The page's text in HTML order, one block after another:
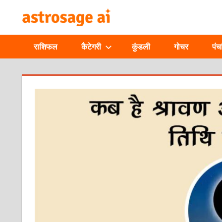
content
JOURNAL
–
ASTROSAGE
MAGAZINE
राशिफल कैटेगरी कुंडली गोचर